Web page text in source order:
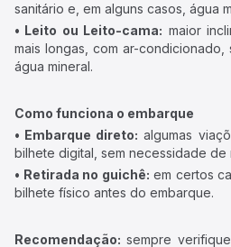
sanitário e, em alguns casos, água
• Leito ou Leito-cama: maior
mais longas, com ar-condicionado,
água mineral.
Como funciona o embarque
• Embarque direto: algumas
bilhete digital, sem necessidade de
• Retirada no guichê: em certos
bilhete físico antes do embarque.
Recomendação: sempre